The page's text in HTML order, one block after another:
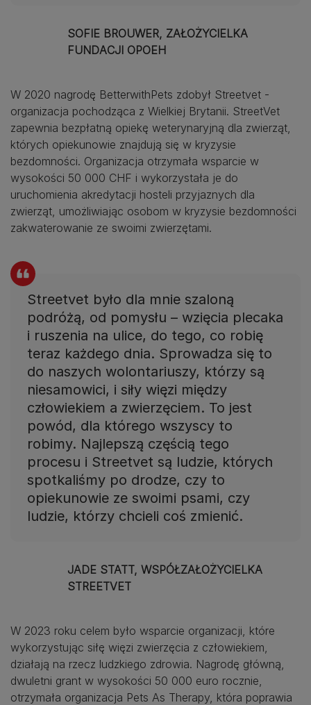
SOFIE BROUWER, ZAŁOŻYCIELKA
FUNDACJI OPOEH
W 2020 nagrodę BetterwithPets zdobył Streetvet -
organizacja pochodząca z Wielkiej Brytanii. StreetVet
zapewnia bezpłatną opiekę weterynaryjną dla zwierząt,
których opiekunowie znajdują się w kryzysie
bezdomności. Organizacja otrzymała wsparcie w
wysokości 50 000 CHF i wykorzystała je do
uruchomienia akredytacji hosteli przyjaznych dla
zwierząt, umożliwiając osobom w kryzysie bezdomności
zakwaterowanie ze swoimi zwierzętami.
Streetvet było dla mnie szaloną
podróżą, od pomysłu – wzięcia plecaka
i ruszenia na ulice, do tego, co robię
teraz każdego dnia. Sprowadza się to
do naszych wolontariuszy, którzy są
niesamowici, i siły więzi między
człowiekiem a zwierzęciem. To jest
powód, dla którego wszyscy to
robimy. Najlepszą częścią tego
procesu i Streetvet są ludzie, których
spotkaliśmy po drodze, czy to
opiekunowie ze swoimi psami, czy
ludzie, którzy chcieli coś zmienić.
JADE STATT, WSPÓŁZAŁOŻYCIELKA
STREETVET
W 2023 roku celem było wsparcie organizacji, które
wykorzystując siłę więzi zwierzęcia z człowiekiem,
działają na rzecz ludzkiego zdrowia. Nagrodę główną,
dwuletni grant w wysokości 50 000 euro rocznie,
otrzymała organizacja Pets As Therapy, która poprawia